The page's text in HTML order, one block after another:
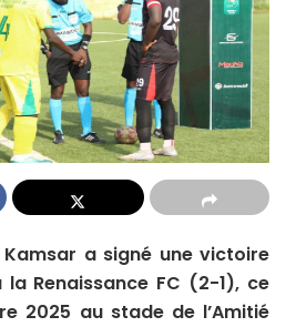
a signé une victoire
Renaissance FC (2-1), ce
2025 au stade de l’Amitié